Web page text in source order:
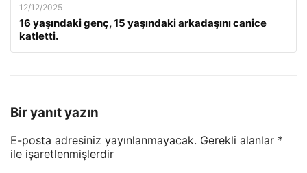
12/12/2025
16 yaşındaki genç, 15 yaşındaki arkadaşını canice
katletti.
Bir yanıt yazın
E-posta adresiniz yayınlanmayacak. Gerekli alanlar *
ile işaretlenmişlerdir